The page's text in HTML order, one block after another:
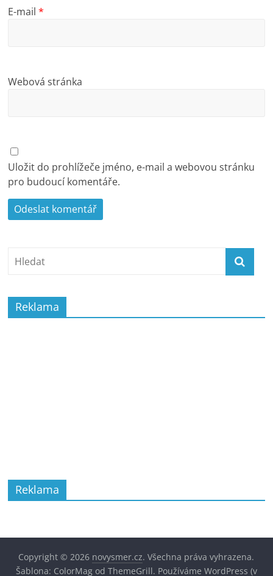
E-mail*
Webová stránka
Uložit do prohlížeče jméno, e-mail a webovou stránku
pro budoucí komentáře.
Reklama
Reklama
Copyright © 2026 novysmer.cz. Všechna práva vyhrazena.
Šablona: ColorMagod ThemeGrill. Používáme WordPress (v